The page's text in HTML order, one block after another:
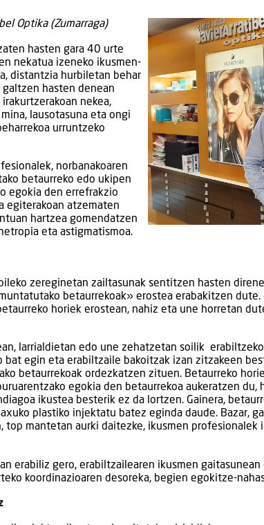
Optika (Zumarraga)
hasten gara 40 urte
nekatua izeneko ikusmen-
distantzia hurbiletan behar
hasten denean
nekea,
lausotasuna eta ongi
urruntzeko
norbanakoaren
betaurreko edo ukipen
egokia den errefrakzio
egiterakoan atzematen
hartzea gomendatzen
eta astigmatismoa.
zereginetan zailtasunak sentitzen hasten
betaurrekoak» erostea erabakitzen
horiek erostean, nahiz eta une horretan
larrialdietan edo une zehatzetan soilik
egin eta erabiltzaile bakoitzak izan zitzakeen
betaurrekoak ordezkatzen zituen. Betaurreko
egokia den betaurrekoa aukeratzen
ikustea besterik ez da lortzen. Gainera,
plastiko injektatu batez eginda daude. Bazar,
top mantetan aurki daitezke, ikusmen profesionalek
erabiliz gero, erabiltzailearen ikusmen
koordinazioaren desoreka, begien egokitze-